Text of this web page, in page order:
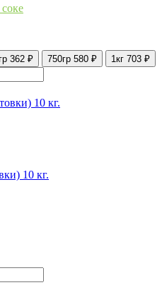
362 ₽ 750гр 580 ₽ 1кг 703 ₽
10 кг.